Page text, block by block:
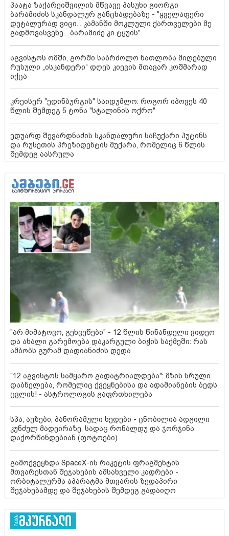
პაატა ზაქარეიშვილის მწვავე პასუხი გიორგი
ბარამიძის სკანდალურ განცხადებაზე - "ყველაფერი
დეტალურად ვიცი... კამანში მოკლული ქართველები მე
გადმოვასვენე... ბარამიძე კი ტყუის"
აგვისტოს ომში, გორში საბრძოლო ნათლობა მიღებული
რუსული „ისკანდერი“ დღეს კიევის მთავარ კოშმარად
იქცა
კრეისერ "ედინბურგის" საიდუმლო: როგორ იპოვეს 40
წლის შემდეგ 5 ტონა "სტალინის ოქრო"
ედუარდ შევარდნაძის სკანდალური საჩუქარი პუტინს
და რუსეთის პრეზიდენტის მუქარა, რომელიც 6 წლის
შემდეგ აასრულა
"არ მიმატოვო, გეხვეწები" - 12 წლის წინანდელი ვიდეო
და ახალი გარემოება დაკარგული ბიჭის საქმეში: რას
ამბობს გურამ დადიანიძის დედა
"12 აგვისტოს სამყარო გადატრიალდება": მზის სრული
დაბნელება, რომელიც ქვეყნებისა და ადამიანების ბედს
ცვლის! - ასტროლოგის გაფრთხილება
სპა, აუზები, პანორამული ხედები - ცნობილია ადგილი
კუნძულ მადეირაზე, სადაც რონალდუ და ჯორჯინა
დაქორწინდებიან (ფოტოები)
გამოქვეყნდა SpaceX-ის რაკეტის ფრაგმენტის
მთვარესთან შეჯახების ამსახველი კადრები -
ორბიტალურმა აპარატმა მთვარის ზედაპირი
შეჯახებამდე და შეჯახების შემდეგ გადაიღო